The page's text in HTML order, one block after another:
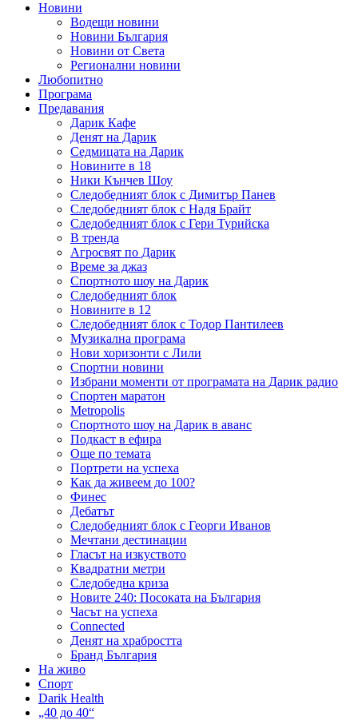
Новини
Водещи новини
Новини България
Новини от Света
Регионални новини
Любопитно
Програма
Предавания
Дарик Кафе
Денят на Дарик
Седмицата на Дарик
Новините в 18
Ники Кънчев Шоу
Следобедният блок с Димитър Панев
Следобедният блок с Надя Брайт
Следобедният блок с Гери Турийска
В тренда
Агросвят по Дарик
Време за джаз
Спортното шоу на Дарик
Следобедният блок
Новините в 12
Следобедният блок с Тодор Пантилеев
Музикална програма
Нови хоризонти с Лили
Спортни новини
Избрани моменти от програмата на Дарик радио
Спортен маратон
Metropolis
Спортното шоу на Дарик в аванс
Подкаст в ефира
Още по темата
Портрети на успеха
Как да живеем до 100?
Финес
Дебатът
Следобедният блок с Георги Иванов
Мечтани дестинации
Гласът на изкуството
Квадратни метри
Следобедна криза
Новите 240: Посоката на България
Часът на успеха
Connected
Денят на храбростта
Бранд България
На живо
Спорт
Darik Health
„40 до 40“